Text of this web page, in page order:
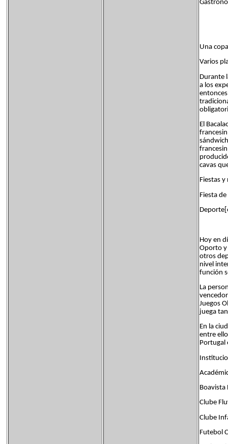
Una
Varios
Durante
a los
El
cavas
Fiestas
Fiesta de
Hoy en
Oporto y
otros
nivel
función
La
Juegos
juega
En la
entre
Portugal
Boavista
Clube
Clube
Futebol